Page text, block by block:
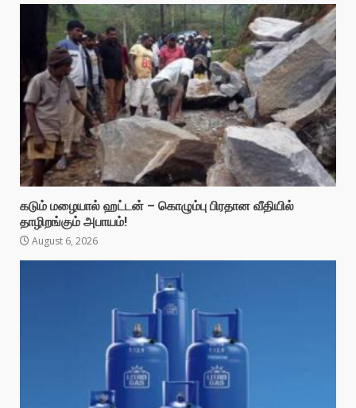
கடும் மழையால் ஹட்டன் – கொழும்பு பிரதான வீதியில்
தாழிறங்கும் அபாயம்!
August 6, 2026